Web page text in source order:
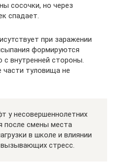
сосочки, но через
спадает.
при заражении
формируются
внутренней стороны.
части туловища не
у несовершеннолетних
после смены места
в школе и влиянии
стресс.